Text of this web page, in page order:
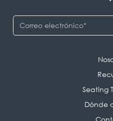
Seating
Dónde